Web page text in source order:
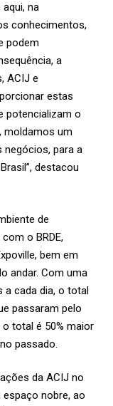
na
conhecimentos,
podem
a
ACIJ e
estas
potencializam o
moldamos um
para a
destacou
de
o BRDE,
bem em
andar. Com uma
a cada dia, o total
passaram pelo
total é 50% maior
passado.
da ACIJ no
espaço nobre, ao